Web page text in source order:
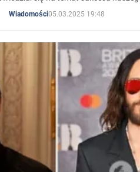
Wiadomości05.03.2025 19:48